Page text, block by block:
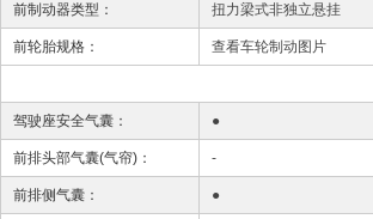
前制动器类型： 扭力梁式非独立悬挂
前轮胎规格： 查看车轮制动图片
驾驶座安全气囊： ●
前排头部气囊(气帘)： -
前排侧气囊： ●